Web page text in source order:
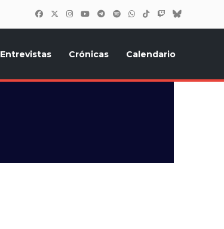
Entrevistas Crónicas Calendario